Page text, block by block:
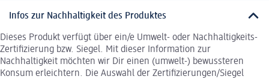
Infos zur Nachhaltigkeit des Produktes
Dieses Produkt verfügt über ein/e Umwelt- oder Nachhaltigkeits-
Zertifizierung bzw. Siegel. Mit dieser Information zur
Nachhaltigkeit möchten wir Dir einen (umwelt-) bewussteren
Konsum erleichtern. Die Auswahl der Zertifizierungen/Siegel